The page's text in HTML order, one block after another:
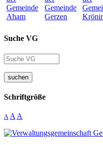
Suche VG
suchen
Schriftgröße
A A A